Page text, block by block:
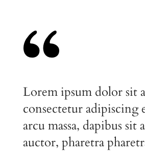
Lorem ipsum dolor sit
consectetur adipiscing
arcu massa, dapibus sit
auctor, pharetra